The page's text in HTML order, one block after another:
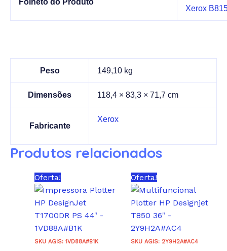
Folheto do Produto
Xerox
Peso 149,10 kg
Dimensões 118,4 × 83,3 × 71,7 cm
Fabricante
Xerox
Produtos relacionados
Oferta!
SKU AGIS: 1VD88A#B1K
Oferta!
SKU AGIS: 2Y9H2A#AC4